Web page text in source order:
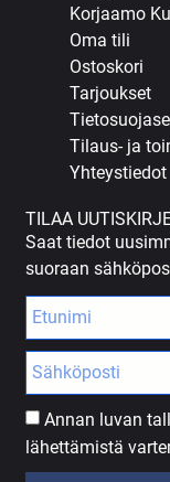
Korjaamo
Oma tili
Ostoskori
Tarjoukset
Tilaus- ja
Yhteystiedot
TILAA
Saat tiedot
suoraan
Annan luvan
lähettämistä